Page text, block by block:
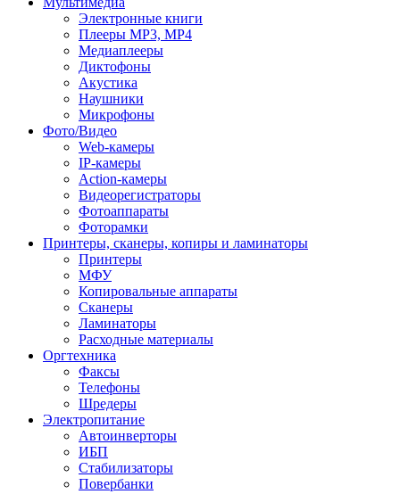
Электронные книги
Плееры MP3, MP4
Медиаплееры
Диктофоны
Акустика
Наушники
Микрофоны
Фото/Видео
Web-камеры
IP-камеры
Action-камеры
Видеорегистраторы
Фотоаппараты
Фоторамки
Принтеры, сканеры, копиры и ламинаторы
Принтеры
МФУ
Копировальные аппараты
Сканеры
Ламинаторы
Расходные материалы
Оргтехника
Факсы
Телефоны
Шредеры
Электропитание
Автоинверторы
ИБП
Стабилизаторы
Повербанки